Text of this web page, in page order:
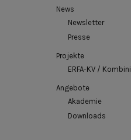
News
Newsletter
Presse
Projekte
ERFA-KV /
Angebote
Akademie
Downloads